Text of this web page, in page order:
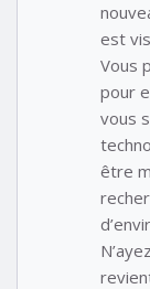
est
Vous
pour
vous
être